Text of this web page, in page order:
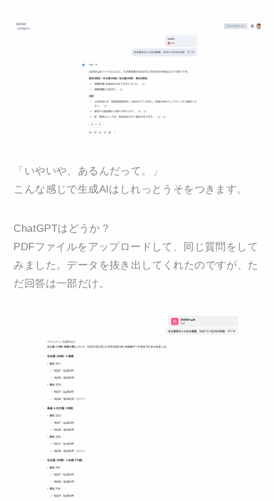
「いやいや、あるんだって。」
こんな感じで生成AIはしれっとうそをつきます。
ChatGPTはどうか？
PDFファイルをアップロードして、同じ質問をして
みました。データを抜き出してくれたのですが、た
だ回答は一部だけ。